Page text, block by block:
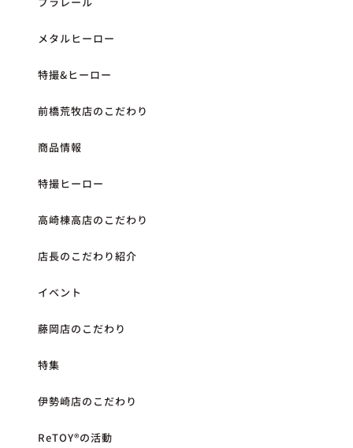
メタルヒーロー
特撮&ヒーロー
前橋荒牧店のこだわり
商品情報
特撮ヒーロー
高崎棟高店のこだわり
店長のこだわり紹介
イベント
藤岡店のこだわり
特集
伊勢崎店のこだわり
ReTOY®︎の活動